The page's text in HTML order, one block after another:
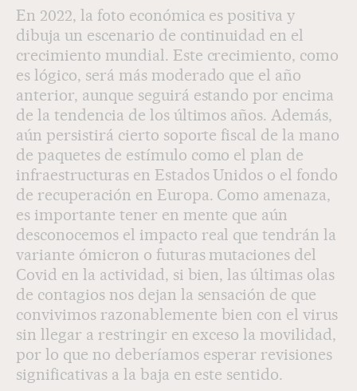
En 2022, la foto económica es positiva y
dibuja un escenario de continuidad en el
crecimiento mundial. Este crecimiento, como
es lógico, será más moderado que el año
anterior, aunque seguirá estando por encima
de la tendencia de los últimos años. Además,
aún persistirá cierto soporte fiscal de la mano
de paquetes de estímulo como el plan de
infraestructuras en Estados Unidos o el fondo
de recuperación en Europa. Como amenaza,
es importante tener en mente que aún
desconocemos el impacto real que tendrán la
variante ómicron o futuras mutaciones del
Covid en la actividad, si bien, las últimas olas
de contagios nos dejan la sensación de que
convivimos razonablemente bien con el virus
sin llegar a restringir en exceso la movilidad,
por lo que no deberíamos esperar revisiones
significativas a la baja en este sentido.